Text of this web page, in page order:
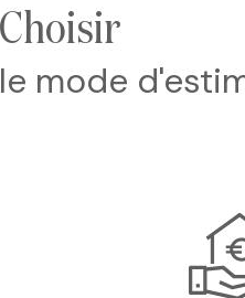
choisir
le mode